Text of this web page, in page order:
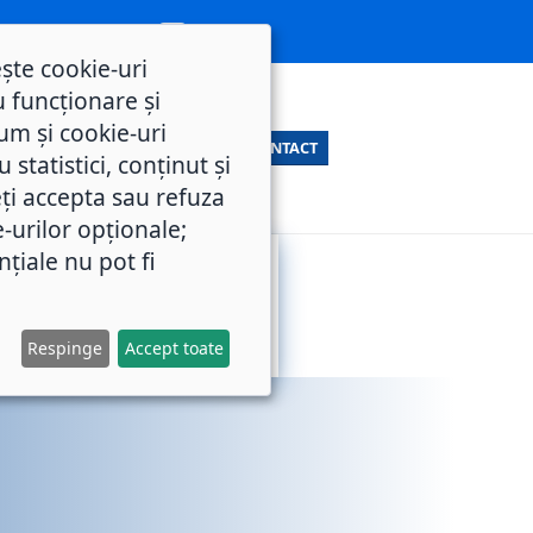
CONTACT
cookie-uri
funcționare și
și cookie-uri
statistici, conținut și
accepta sau refuza
urilor opționale;
nu pot fi
Respinge Accept toate